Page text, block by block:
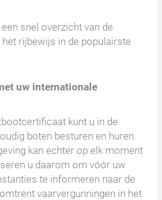
snel overzicht van de
rijbewijs in de populairste
uw internationale
kunt u in de
boten besturen en huren.
kan echter op elk moment
u daarom om vóór uw
te informeren naar de
vaarvergunningen in het